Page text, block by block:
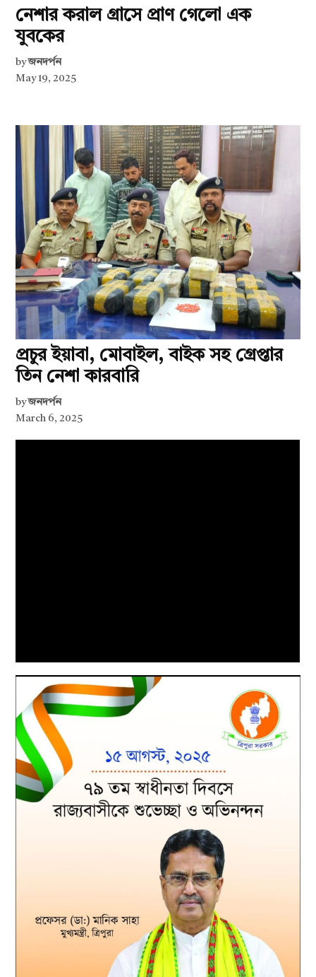
নেশার করাল গ্রাসে প্রাণ গেলো এক
যুবকের
by জনদর্পন
May 19, 2025
প্রচুর ইয়াবা, মোবাইল, বাইক সহ গ্রেপ্তার
তিন নেশা কারবারি
by জনদর্পন
March 6, 2025